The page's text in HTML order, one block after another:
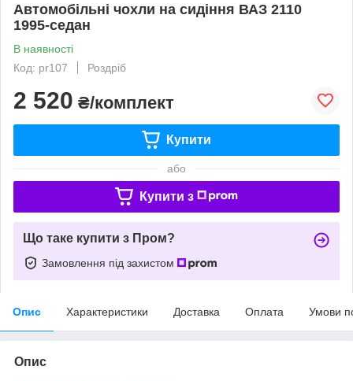
Автомобільні чохли на сидіння ВАЗ 2110
1995-седан
В наявності
Код: pr107
Роздріб
2 520 ₴/комплект
Купити
або
Купити з
Що таке купити з Пром?
Замовлення під захистом
Опис Характеристики Доставка Оплата Умови
Опис